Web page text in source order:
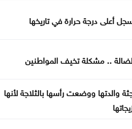
مواقف السيارات بهذا المجمع
لشهر تموز .. تقرير
أعلى درجة حرارة في تاريخها
.. مشكلة تخيف المواطنين
والدتها ووضعت رأسها بالثلاجة لأنها